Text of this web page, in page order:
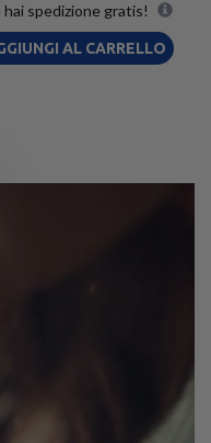
spedizione gratis!
AL CARRELLO